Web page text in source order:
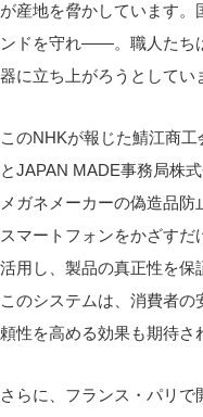
が産地を脅かしています。
ンドを守れ――。職人たち
器に立ち上がろうとしてい
このNHKが報じた鯖江商
とJAPAN MADE事務局株
メガネメーカーの偽造品防
スマートフォンをかざすだ
活用し、製品の真正性を保
このシステムは、消費者
頼性を高める効果も期待さ
さらに、フランス・パリで